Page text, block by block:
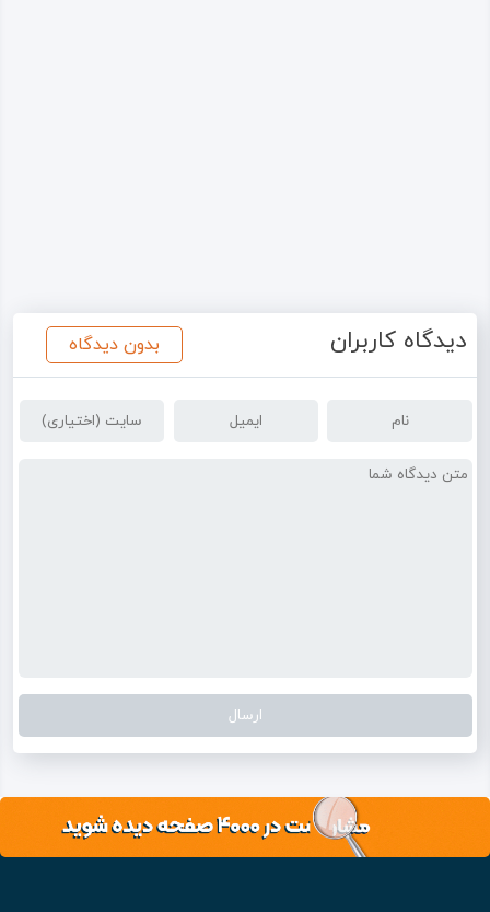
ابریشم» ختم می‌شد.
جاده‌ای پر از پیچ‌ و تاب
ابریشمین که همچون
تاریکه‌ بازار علاوه بر ارزش
عظمت تاریخی آن، که
شرق‌ میانه بوده است و
افزون بر تبدیل کردن
دیدگاه کاربران بدون دیدگاه